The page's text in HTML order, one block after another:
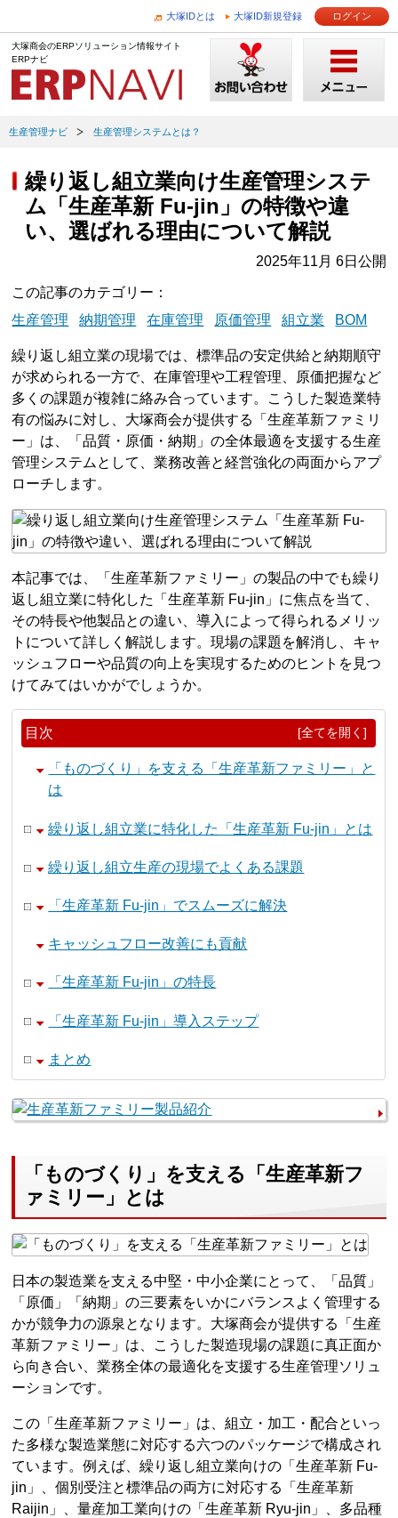
大塚IDとは 大塚ID新規登録 ログイン
大塚商会のERPソリューション情報サイト
ERPナビ
生産管理ナビ 生産管理システムとは？
繰り返し組立業向け生産管理システ
ム「生産革新 Fu-jin」の特徴や違
い、選ばれる理由について解説
2025年11月 6日公開
この記事のカテゴリー
生産管理
納期管理 在庫管理 原価管理 組立業 BOM
繰り返し組立業の現場では、標準品の安定供給と納期順守
が求められる一方で、在庫管理や工程管理、原価把握など
多くの課題が複雑に絡み合っています。こうした製造業特
有の悩みに対し、大塚商会が提供する「生産革新ファミリ
ー」は、「品質・原価・納期」の全体最適を支援する生産
管理システムとして、業務改善と経営強化の両面からアプ
ローチします。
本記事では、「生産革新ファミリー」の製品の中でも繰り
返し組立業に特化した「生産革新 Fu-jin」に焦点を当て、
その特長や他製品との違い、導入によって得られるメリッ
トについて詳しく解説します。現場の課題を解消し、キャ
ッシュフローや品質の向上を実現するためのヒントを見つ
けてみてはいかがでしょうか。
目次 [全てを開く]
「ものづくり」を支える「生産革新ファミリー」と
は
繰り返し組立業に特化した「生産革新 Fu-jin」とは
繰り返し組立生産の現場でよくある課題
「生産革新 Fu-jin」でスムーズに解決
キャッシュフロー改善にも貢献
「生産革新 Fu-jin」の特長
「生産革新 Fu-jin」導入ステップ
まとめ
「ものづくり」を支える「生産革新フ
ァミリー」とは
日本の製造業を支える中堅・中小企業にとって、「品質」
「原価」「納期」の三要素をいかにバランスよく管理する
かが競争力の源泉となります。大塚商会が提供する「生産
革新ファミリー」は、こうした製造現場の課題に真正面か
ら向き合い、業務全体の最適化を支援する生産管理ソリュ
ーションです。
この「生産革新ファミリー」は、組立・加工・配合といっ
た多様な製造業態に対応する六つのパッケージで構成され
ています。例えば、繰り返し組立業向けの「生産革新 Fu-
jin」、個別受注と標準品の両方に対応する「生産革新
Raijin」、量産加工業向けの「生産革新 Ryu-jin」、多品種